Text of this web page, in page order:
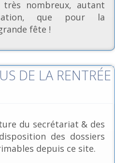
très nombreux, autant
que pour la
fête !
DE LA RENTRÉE
du secrétariat & des
des dossiers
depuis ce site.